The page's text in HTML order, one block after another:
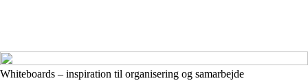
Whiteboards – inspiration til organisering og samarbejde